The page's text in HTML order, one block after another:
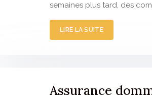
semaines plus tard, des
LIRE LA SUITE
Assurance